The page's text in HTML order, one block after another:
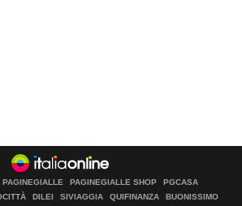
PAGINEGIALLE PAGINEGIALLE SHOP
PGCASA
DILEI SIVIAGGIA QUIFINANZA BUONISSIMO